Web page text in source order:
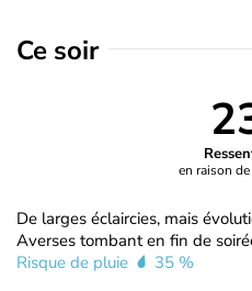
Ce soir
en raison
De larges éclaircies, mais
Averses tombant en fin de
Risque de pluie
35 %